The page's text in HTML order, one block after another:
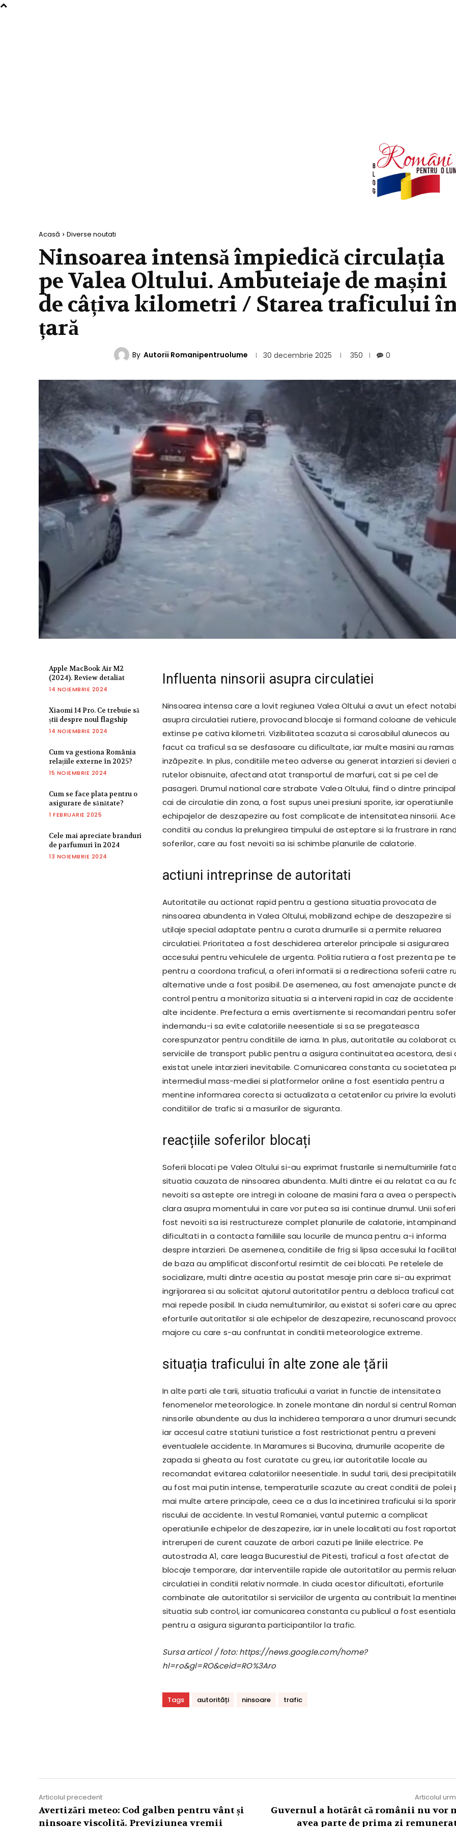
Acasă Diverse noutati
Ninsoarea intensă împiedică circulația
pe Valea Oltului. Ambuteiaje de mașini
de câțiva kilometri / Starea traficului
țară
By Autorii Romanipentruolume 30 decembrie 2025 350 0
Apple MacBook Air M2
(2024). Review detaliat
14 NOIEMBRIE 2024
Xiaomi 14 Pro. Ce trebuie să
știi despre noul flagship
14 NOIEMBRIE 2024
Cum va gestiona România
relațiile externe în 2025?
15 NOIEMBRIE 2024
Cum se face plata pentru o
asigurare de sănătate?
1 FEBRUARIE 2025
Cele mai apreciate branduri
de parfumuri în 2024
13 NOIEMBRIE 2024
Influenta ninsorii asupra circulatiei
Ninsoarea intensa care a lovit regiunea Valea Oltului a avut un efect
asupra circulatiei rutiere, provocand blocaje si formand coloane de
extinse pe cativa kilometri. Vizibilitatea scazuta si carosabilul alunecos au
facut ca traficul sa se desfasoare cu dificultate, iar multe masini au ramas
inzăpezite. In plus, conditiile meteo adverse au generat intarzieri si devieri
rutelor obisnuite, afectand atat transportul de marfuri, cat si pe cel de
pasageri. Drumul national care strabate Valea Oltului, fiind o dintre
cai de circulatie din zona, a fost supus unei presiuni sporite, iar operatiunile
echipajelor de deszapezire au fost complicate de intensitatea ninsorii.
conditii au condus la prelungirea timpului de asteptare si la frustrare in
soferilor, care au fost nevoiti sa isi schimbe planurile de calatorie.
actiuni intreprinse de autoritati
Autoritatile au actionat rapid pentru a gestiona situatia provocata de
ninsoarea abundenta in Valea Oltului, mobilizand echipe de deszapezire si
utilaje special adaptate pentru a curata drumurile si a permite reluarea
circulatiei. Prioritatea a fost deschiderea arterelor principale si asigurarea
accesului pentru vehiculele de urgenta. Politia rutiera a fost prezenta pe
pentru a coordona traficul, a oferi informatii si a redirectiona soferii catre
alternative unde a fost posibil. De asemenea, au fost amenajate puncte
control pentru a monitoriza situatia si a interveni rapid in caz de accidente
alte incidente. Prefectura a emis avertismente si recomandari pentru
indemandu-i sa evite calatoriile neesentiale si sa se pregateasca
corespunzator pentru conditiile de iarna. In plus, autoritatile au colaborat
serviciile de transport public pentru a asigura continuitatea acestora, desi
existat unele intarzieri inevitabile. Comunicarea constanta cu societatea
intermediul mass-mediei si platformelor online a fost esentiala pentru a
mentine informarea corecta si actualizata a cetatenilor cu privire la
conditiilor de trafic si a masurilor de siguranta.
reacțiile soferilor blocați
Soferii blocati pe Valea Oltului si-au exprimat frustarile si nemultumirile
situatia cauzata de ninsoarea abundenta. Multi dintre ei au relatat ca au
nevoiti sa astepte ore intregi in coloane de masini fara a avea o
clara asupra momentului in care vor putea sa isi continue drumul. Unii
fost nevoiti sa isi restructureze complet planurile de calatorie, intampinand
dificultati in a contacta familiile sau locurile de munca pentru a-i informa
despre intarzieri. De asemenea, conditiile de frig si lipsa accesului la
de baza au amplificat disconfortul resimtit de cei blocati. Pe retelele de
socializare, multi dintre acestia au postat mesaje prin care si-au exprimat
ingrijorarea si au solicitat ajutorul autoritatilor pentru a debloca traficul cat
mai repede posibil. In ciuda nemultumirilor, au existat si soferi care au
eforturile autoritatilor si ale echipelor de deszapezire, recunoscand
majore cu care s-au confruntat in conditii meteorologice extreme.
situația traficului în alte zone ale țării
In alte parti ale tarii, situatia traficului a variat in functie de intensitatea
fenomenelor meteorologice. In zonele montane din nordul si centrul
ninsorile abundente au dus la inchiderea temporara a unor drumuri
iar accesul catre statiuni turistice a fost restrictionat pentru a preveni
eventualele accidente. In Maramures si Bucovina, drumurile acoperite de
zapada si gheata au fost curatate cu greu, iar autoritatile locale au
recomandat evitarea calatoriilor neesentiale. In sudul tarii, desi
au fost mai putin intense, temperaturile scazute au creat conditii de polei
mai multe artere principale, ceea ce a dus la incetinirea traficului si la
riscului de accidente. In vestul Romaniei, vantul puternic a complicat
operatiunile echipelor de deszapezire, iar in unele localitati au fost
intreruperi de curent cauzate de arbori cazuti pe liniile electrice. Pe
autostrada A1, care leaga Bucurestiul de Pitesti, traficul a fost afectat de
blocaje temporare, dar interventiile rapide ale autoritatilor au permis
circulatiei in conditii relativ normale. In ciuda acestor dificultati, eforturile
combinate ale autoritatilor si serviciilor de urgenta au contribuit la
situatia sub control, iar comunicarea constanta cu publicul a fost esentiala
pentru a asigura siguranta participantilor la trafic.
Sursa articol / foto: https://news.google.com/home?
hl=ro&gl=RO&ceid=RO%3Aro
Tags autorități ninsoare trafic
Articolul precedent
Avertizări meteo: Cod galben pentru vânt și
ninsoare viscolită. Previziunea vremii
Articolul
Guvernul a hotărât că românii nu vor
avea parte de prima zi